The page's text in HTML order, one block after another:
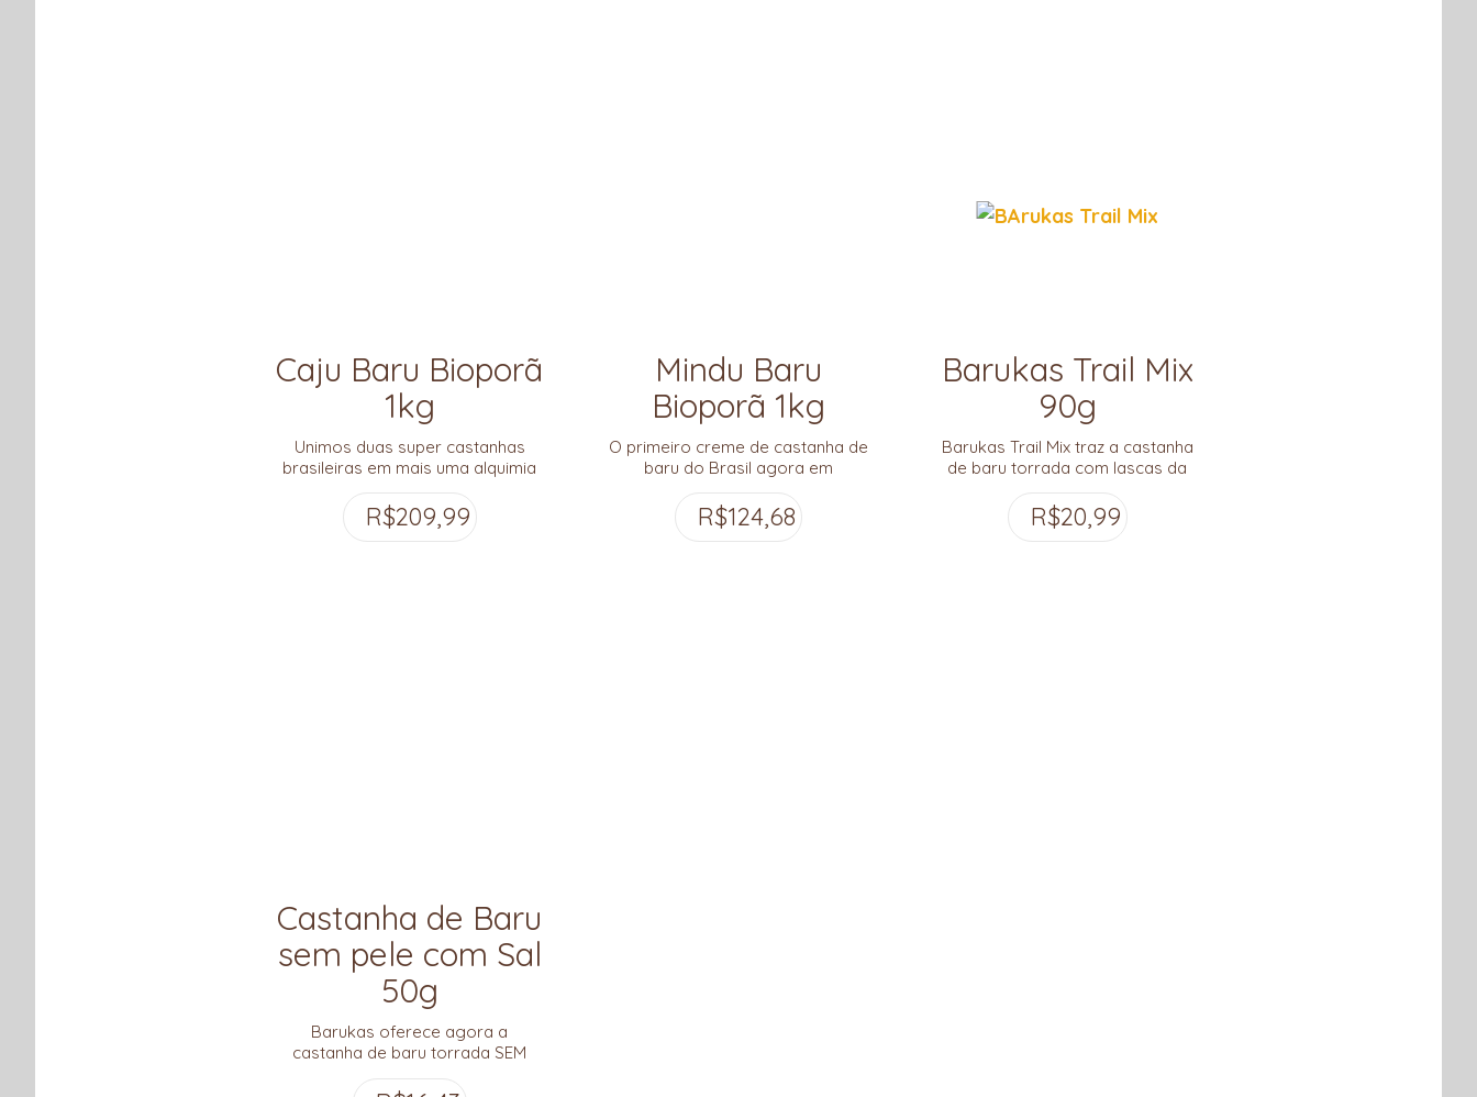
Caju Baru Bioporã
1kg
Unimos duas super castanhas
brasileiras em mais uma alquimia
porreta da Bioporã: o caju da
Caatinga e o baru do Cerrado.
Sabor e textura incríveis! E ZERO
R$209,99
Mindu Baru
Bioporã 1kg
O primeiro creme de castanha de
baru do Brasil agora em
embalagem econômica de 1kg pra
você aprofundar sua prática de
deliciamento e honrar as riquezas
R$124,68
Barukas Trail Mix
90g
Barukas Trail Mix traz a castanha
de baru torrada com lascas da
polpa desidratada do fruto do
baru. Uma combinação deliciosa e
super nutritiva!
R$20,99
Castanha de Baru
sem pele com Sal
50g
Barukas oferece agora a
castanha de baru torrada SEM
PELE e com um toque de sal